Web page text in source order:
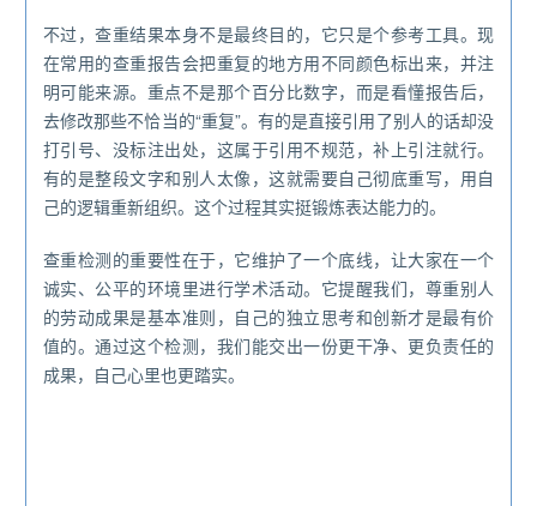
不过，查重结果本身不是最终目的，它只是个参考工具。现
在常用的查重报告会把重复的地方用不同颜色标出来，并注
明可能来源。重点不是那个百分比数字，而是看懂报告后，
去修改那些不恰当的“重复”。有的是直接引用了别人的话却没
打引号、没标注出处，这属于引用不规范，补上引注就行。
有的是整段文字和别人太像，这就需要自己彻底重写，用自
己的逻辑重新组织。这个过程其实挺锻炼表达能力的。
查重检测的重要性在于，它维护了一个底线，让大家在一个
诚实、公平的环境里进行学术活动。它提醒我们，尊重别人
的劳动成果是基本准则，自己的独立思考和创新才是最有价
值的。通过这个检测，我们能交出一份更干净、更负责任的
成果，自己心里也更踏实。